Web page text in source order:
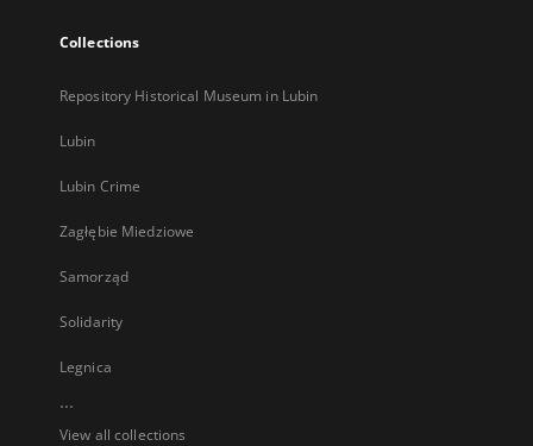
Collections
Repository Historical Museum in Lubin
Lubin
Lubin Crime
Zagłębie Miedziowe
Samorząd
Solidarity
Legnica
...
View all collections